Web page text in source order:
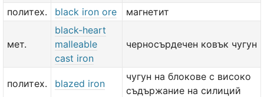
политех.
black iron ore магнетит
мет.
black-heart
malleable
cast iron
черносърдечен ковък чугун
политех. blazed iron
чугун на блокове с високо
съдържание на силиций